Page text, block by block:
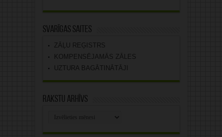
Svarīgas saites
ZĀĻU REĢISTRS
KOMPENSĒJAMĀS ZĀLES
UZTURA BAGĀTINĀTĀJI
Rakstu arhīvs